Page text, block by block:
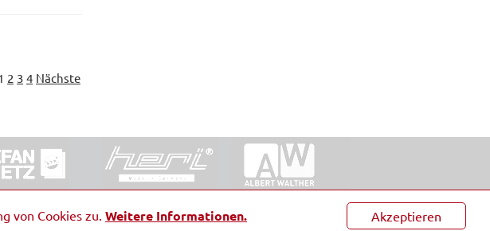
Akzeptieren
von Cookies zu. Weitere Informationen.
2 3 4 Nächste
Barrierefreiheit Kontakt Datenschutz